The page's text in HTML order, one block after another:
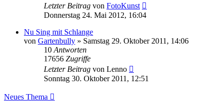
Letzter Beitrag von FotoKunst
Donnerstag 24. Mai 2012, 16:04
Nu Sing mit Schlange
von Gartenbully » Samstag 29. Oktober 2011, 14:06
10 Antworten
17656 Zugriffe
Letzter Beitrag von Lenno
Sonntag 30. Oktober 2011, 12:51
Neues Thema